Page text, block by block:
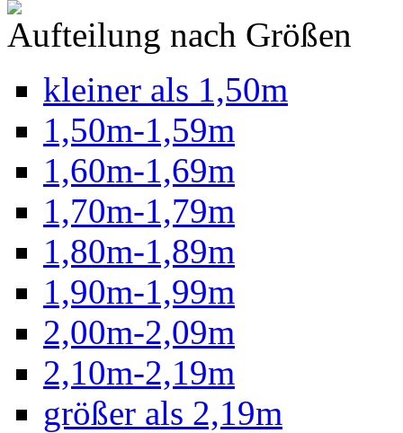
Aufteilung nach Größen
kleiner als 1,50m
1,50m-1,59m
1,60m-1,69m
1,70m-1,79m
1,80m-1,89m
1,90m-1,99m
2,00m-2,09m
2,10m-2,19m
größer als 2,19m